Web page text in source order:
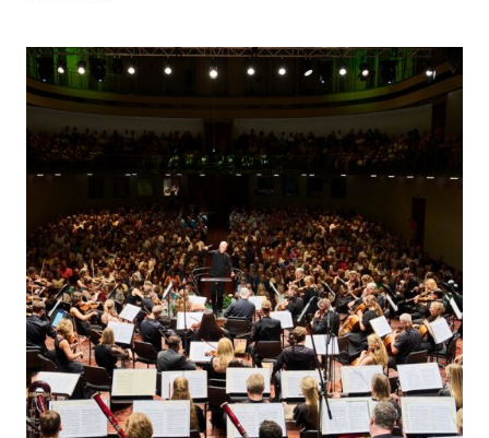
TULEVAD
MAAILMAESIETTEKANDELE
MITU
EESTI
HELILOOJATE
UUDISTEOST